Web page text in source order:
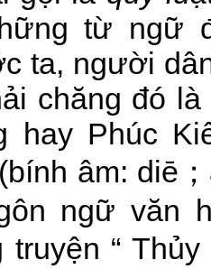
từ ngữ
ta, người
chăng đó
hay Phúc
âm: diē
ngữ văn
truyện “